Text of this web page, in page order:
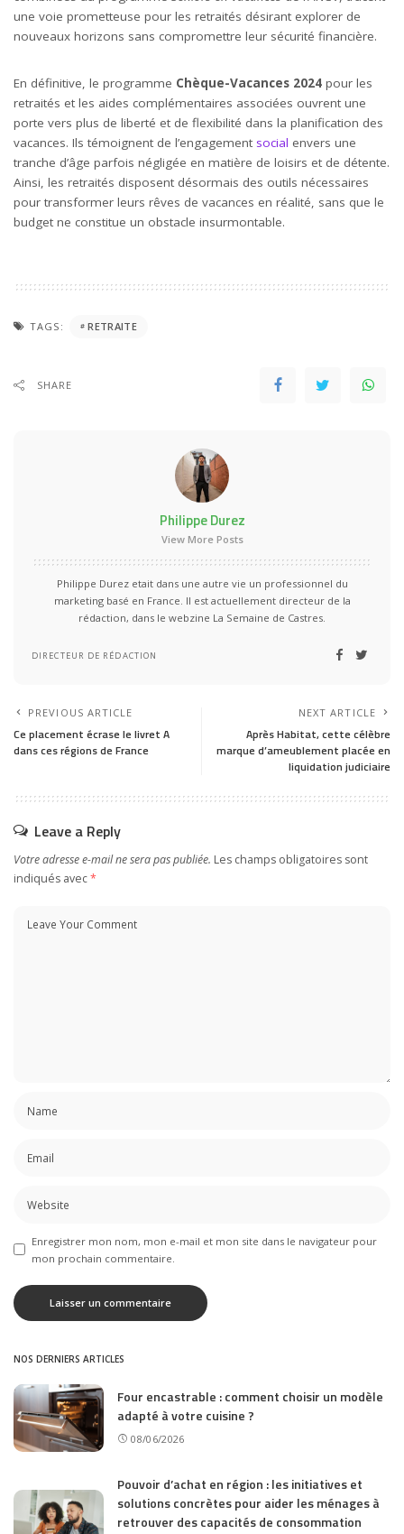
une voie prometteuse pour les retraités désirant explorer de
nouveaux horizons sans compromettre leur sécurité financière.
En définitive, le programme Chèque-Vacances 2024 pour les
retraités et les aides complémentaires associées ouvrent une
porte vers plus de liberté et de flexibilité dans la planification des
vacances. Ils témoignent de l’engagement social envers une
tranche d’âge parfois négligée en matière de loisirs et de détente.
Ainsi, les retraités disposent désormais des outils nécessaires
pour transformer leurs rêves de vacances en réalité, sans que le
budget ne constitue un obstacle insurmontable.
TAGS: RETRAITE
SHARE
Philippe Durez
View More Posts
Philippe Durez etait dans une autre vie un professionnel du
marketing basé en France. Il est actuellement directeur de la
rédaction, dans le webzine La Semaine de Castres.
DIRECTEUR DE RÉDACTION
PREVIOUS ARTICLE
Ce placement écrase le livret A
dans ces régions de France
NEXT ARTICLE
Après Habitat, cette célèbre
marque d’ameublement placée en
liquidation judiciaire
Leave a Reply
Votre adresse e-mail ne sera pas publiée. Les champs obligatoires sont
indiqués avec*
Enregistrer mon nom, mon e-mail et mon site dans le navigateur pour
mon prochain commentaire.
NOS DERNIERS ARTICLES
Four encastrable : comment choisir un modèle
adapté à votre cuisine ?
08/06/2026
Pouvoir d’achat en région : les initiatives et
solutions concrètes pour aider les ménages à
retrouver des capacités de consommation